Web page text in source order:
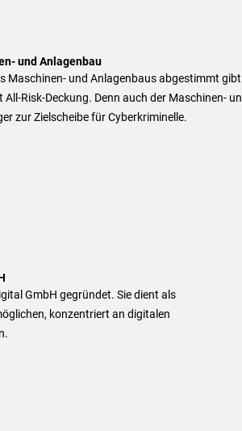
und Anlagenbau
Maschinen- und Anlagenbaus abgestimmt gibt
All-Risk-Deckung. Denn auch der Maschinen-
zur Zielscheibe für Cyberkriminelle.
GmbH gegründet. Sie dient als
konzentriert an digitalen